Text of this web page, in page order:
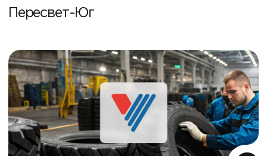
Пересвет-Юг